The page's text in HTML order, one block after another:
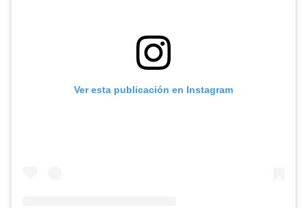
Ver esta publicación en Instagram